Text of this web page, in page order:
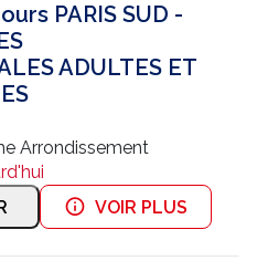
PARIS SUD -
ADULTES ET
Arrondissement
VOIR PLUS